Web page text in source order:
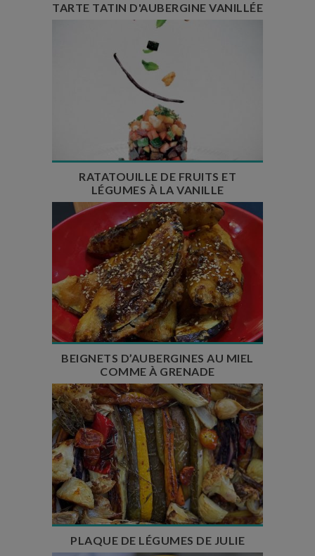
TARTE TATIN D'AUBERGINE VANILLÉE
Temps de préparation : 30 min
Temps de cuisson : 23 min
Nombre de couverts : 6
RATATOUILLE DE FRUITS ET
LÉGUMES À LA VANILLE
Temps de préparation : 15 min
Temps de cuisson : 5 min
Nombre de couverts : 4
BEIGNETS D’AUBERGINES AU MIEL
COMME À GRENADE
Temps de préparation : 15 min
Temps de cuisson : 45 min
Nombre de couverts : 6
PLAQUE DE LÉGUMES DE JULIE